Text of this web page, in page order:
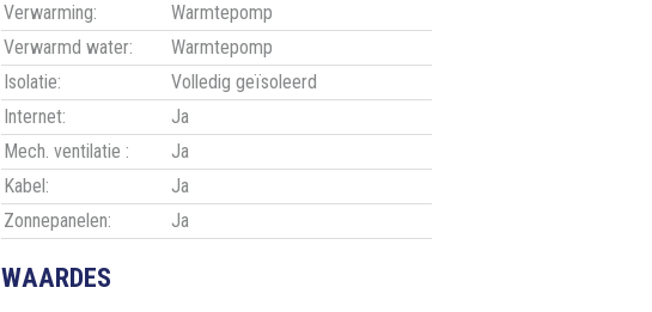
Verwarming:
Warmtepomp
Verwarmd water:
Warmtepomp
Isolatie:
Volledig geïsoleerd
Internet:
Ja
Mech. ventilatie :
Ja
Kabel:
Ja
Zonnepanelen:
Ja
WAARDES